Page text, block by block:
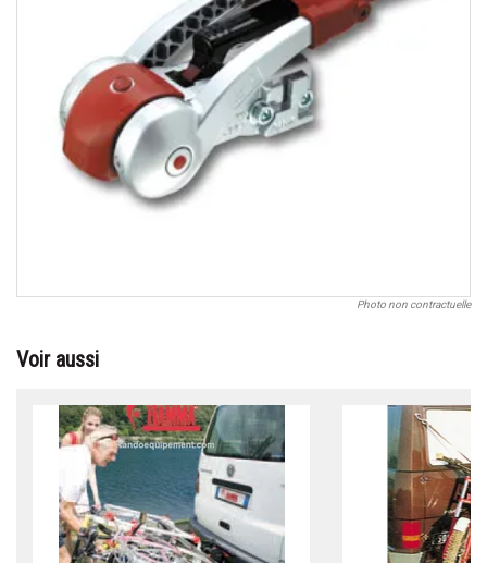
Photo non contractuelle
Voir aussi